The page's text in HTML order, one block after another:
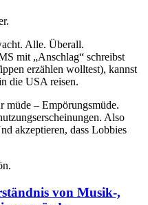
Alle. Überall.
mit „Anschlag“ schreibst
erzählen wolltest), kannst
die USA reisen.
müde – Empörungsmüde.
Also
akzeptieren, dass Lobbies
von Musik-,